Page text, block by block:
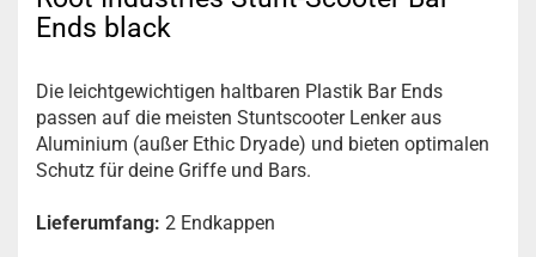
Ends black
Die leichtgewichtigen haltbaren Plastik Bar Ends
passen auf die meisten Stuntscooter Lenker aus
Aluminium (außer Ethic Dryade) und bieten optimalen
Schutz für deine Griffe und Bars.
Lieferumfang: 2 Endkappen